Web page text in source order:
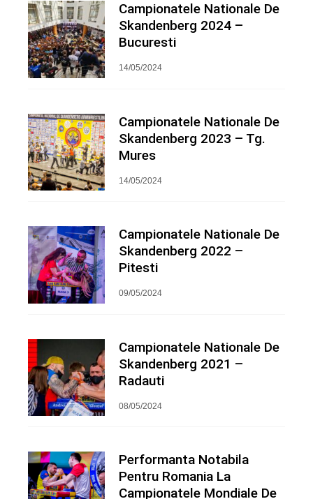
Campionatele Nationale De
Skandenberg 2024 –
Bucuresti
14/05/2024
Campionatele Nationale De
Skandenberg 2023 – Tg.
Mures
14/05/2024
Campionatele Nationale De
Skandenberg 2022 –
Pitesti
09/05/2024
Campionatele Nationale De
Skandenberg 2021 –
Radauti
08/05/2024
Performanta Notabila
Pentru Romania La
Campionatele Mondiale De